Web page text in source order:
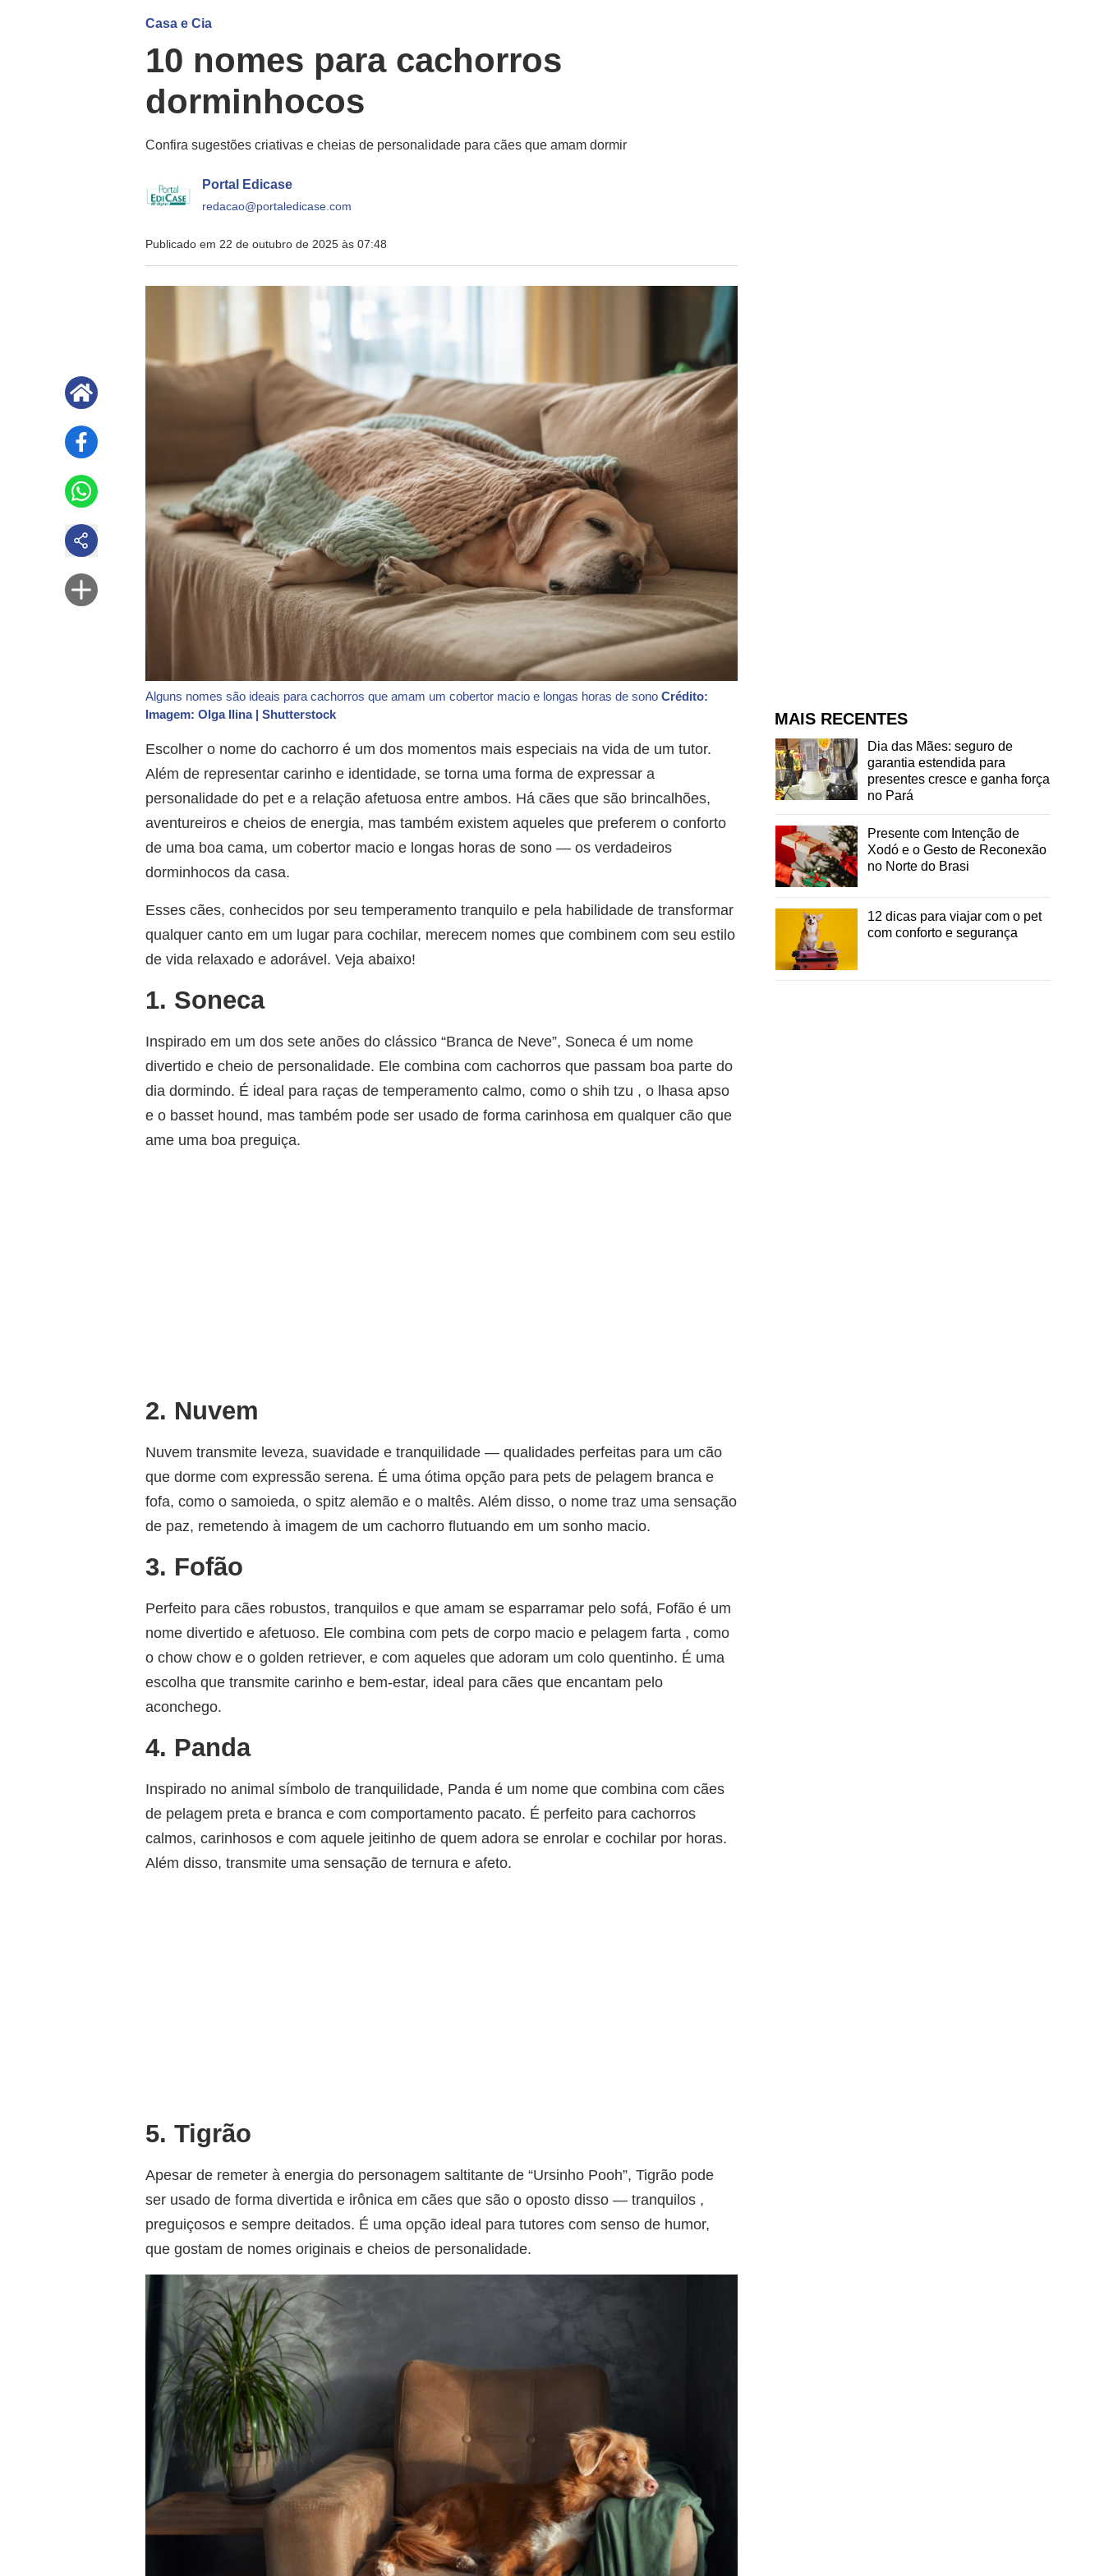
Casa e Cia
10 nomes para cachorros
dorminhocos
Confira sugestões criativas e cheias de personalidade para cães que amam dormir
Portal Edicase
redacao@portaledicase.com
Publicado em 22 de outubro de 2025 às 07:48
Alguns nomes são ideais para cachorros que amam um cobertor macio e longas horas de sonoCrédito:
Imagem: Olga Ilina | Shutterstock
Escolher o nome do cachorro é um dos momentos mais especiais na vida de um tutor.
Além de representar carinho e identidade, se torna uma forma de expressar a
personalidade do pet e a relação afetuosa entre ambos. Há cães que são brincalhões,
aventureiros e cheios de energia, mas também existem aqueles que preferem o conforto
de uma boa cama, um cobertor macio e longas horas de sono — os verdadeiros
dorminhocos da casa.
Esses cães, conhecidos por seu temperamento tranquilo e pela habilidade de transformar
qualquer canto em um lugar para cochilar, merecem nomes que combinem com seu estilo
de vida relaxado e adorável. Veja abaixo!
1. Soneca
Inspirado em um dos sete anões do clássico “Branca de Neve”, Soneca é um nome
divertido e cheio de personalidade. Ele combina com cachorros que passam boa parte do
dia dormindo. É ideal para raças de temperamento calmo, como o shih tzu , o lhasa apso
e o basset hound, mas também pode ser usado de forma carinhosa em qualquer cão que
ame uma boa preguiça.
2. Nuvem
Nuvem transmite leveza, suavidade e tranquilidade — qualidades perfeitas para um cão
que dorme com expressão serena. É uma ótima opção para pets de pelagem branca e
fofa, como o samoieda, o spitz alemão e o maltês. Além disso, o nome traz uma sensação
de paz, remetendo à imagem de um cachorro flutuando em um sonho macio.
3. Fofão
Perfeito para cães robustos, tranquilos e que amam se esparramar pelo sofá, Fofão é um
nome divertido e afetuoso. Ele combina com pets de corpo macio e pelagem farta , como
o chow chow e o golden retriever, e com aqueles que adoram um colo quentinho. É uma
escolha que transmite carinho e bem-estar, ideal para cães que encantam pelo
aconchego.
4. Panda
Inspirado no animal símbolo de tranquilidade, Panda é um nome que combina com cães
de pelagem preta e branca e com comportamento pacato. É perfeito para cachorros
calmos, carinhosos e com aquele jeitinho de quem adora se enrolar e cochilar por horas.
Além disso, transmite uma sensação de ternura e afeto.
5. Tigrão
Apesar de remeter à energia do personagem saltitante de “Ursinho Pooh”, Tigrão pode
ser usado de forma divertida e irônica em cães que são o oposto disso — tranquilos ,
preguiçosos e sempre deitados. É uma opção ideal para tutores com senso de humor,
que gostam de nomes originais e cheios de personalidade.
MAIS RECENTES
Dia das Mães: seguro de
garantia estendida para
presentes cresce e ganha força
no Pará
Presente com Intenção de
Xodó e o Gesto de Reconexão
no Norte do Brasi
12 dicas para viajar com o pet
com conforto e segurança